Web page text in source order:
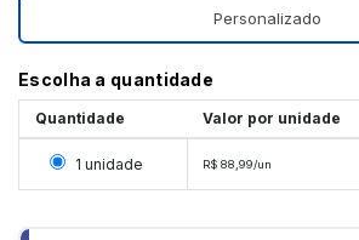
Personalizado
Escolha a quantidade
Quantidade Valor por unidade
Selecionar 1 unidade
1 unidade R$ 88,99/un